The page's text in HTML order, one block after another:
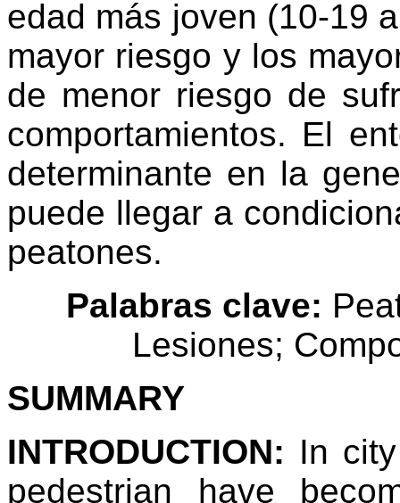
edad más joven (10-19
mayor riesgo y los
de menor riesgo de
comportamientos. El
determinante en la
puede llegar a
peatones.
Palabras clave:
Lesiones;
SUMMARY
INTRODUCTION: In
pedestrian have